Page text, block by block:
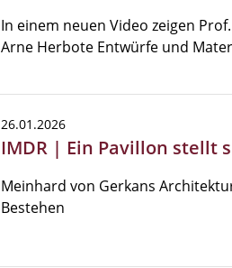
In einem neuen Video zeigen
Arne Herbote Entwürfe und
26.01.2026
IMDR | Ein Pavillon stellt
Meinhard von Gerkans
Bestehen